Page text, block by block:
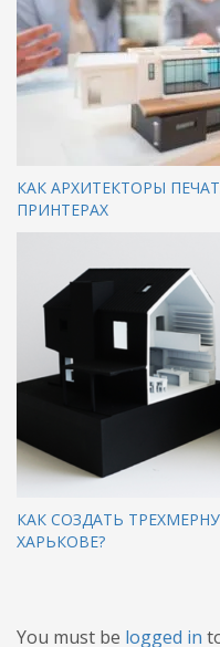
КАК АРХИТЕКТОРЫ
ПРИНТЕРАХ
КАК СОЗДАТЬ
ХАРЬКОВЕ?
You must be logged in